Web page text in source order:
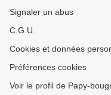
Signaler un abus
C.G.U.
Cookies et données
Préférences cookies
Voir le profil de Papy-